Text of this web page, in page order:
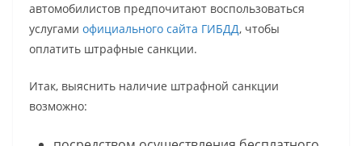
автомобилистов предпочитают воспользоваться
услугами официального сайта ГИБДД, чтобы
оплатить штрафные санкции.
Итак, выяснить наличие штрафной санкции
возможно: